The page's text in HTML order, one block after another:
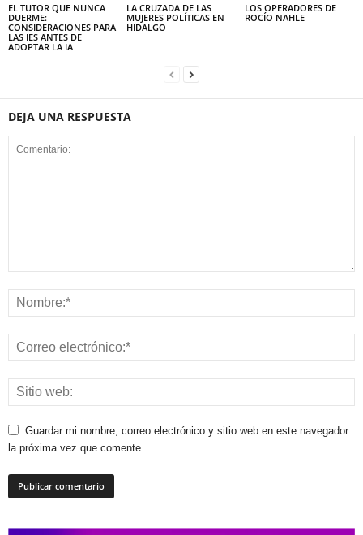
EL TUTOR QUE NUNCA
DUERME:
CONSIDERACIONES PARA
LAS IES ANTES DE
ADOPTAR LA IA
LA CRUZADA DE LAS
MUJERES POLÍTICAS EN
HIDALGO
LOS OPERADORES DE
ROCÍO NAHLE
DEJA UNA RESPUESTA
Guardar mi nombre, correo electrónico y sitio web en este navegador
la próxima vez que comente.